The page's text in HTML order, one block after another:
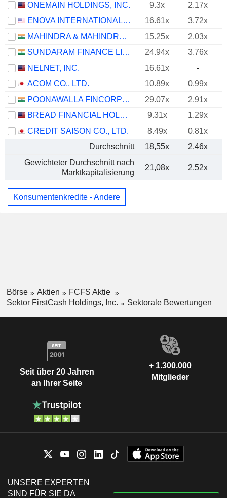
ONEMAIN HOLDINGS, INC.
9.3x
2.17x
ENOVA INTERNATIONAL, INC.
16.61x
3.72x
MAHINDRA & MAHINDRA FINANCIAL SERVICES LIMITED
15.25x
2.03x
SUNDARAM FINANCE LIMITED
24.94x
3.76x
NELNET, INC.
16.61x
-
ACOM CO., LTD.
10.89x
0.99x
POONAWALLA FINCORP LIMITED
29.07x
2.91x
BREAD FINANCIAL HOLDINGS, INC.
9.31x
1.29x
CREDIT SAISON CO., LTD.
8.49x
0.81x
Durchschnitt
18,55x
2,46x
Gewichteter Durchschnitt nach
Marktkapitalisierung
21,08x 2,52x
Konsumentenkredite - Andere
Börse Aktien
FCFS Aktie
Sektor FirstCash Holdings, Inc.
Sektorale Bewertungen
Seit über 20 Jahren
an Ihrer Seite
+ 1.300.000
Mitglieder
UNSERE EXPERTEN
SIND FÜR SIE DA